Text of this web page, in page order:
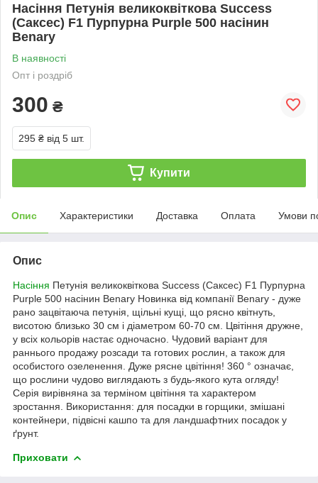
Насіння Петунія великоквіткова Success
(Саксес) F1 Пурпурна Purple 500 насінин
Benary
В наявності
Опт і роздріб
300 ₴
295 ₴ від 5 шт.
Купити
Опис Характеристики Доставка Оплата Умови
Опис
Насіння Петунія великоквіткова Success (Саксес) F1 Пурпурна
Purple 500 насінин Benary Новинка від компанії Benary - дуже
рано зацвітаюча петунія, щільні кущі, що рясно квітнуть,
висотою близько 30 см і діаметром 60-70 см. Цвітіння дружне,
у всіх кольорів настає одночасно. Чудовий варіант для
раннього продажу розсади та готових рослин, а також для
особистого озеленення. Дуже рясне цвітіння! 360 ° означає,
що рослини чудово виглядають з будь-якого кута огляду!
Серія вирівняна за терміном цвітіння та характером
зростання. Використання: для посадки в горщики, змішані
контейнери, підвісні кашпо та для ландшафтних посадок у
ґрунт.
Приховати